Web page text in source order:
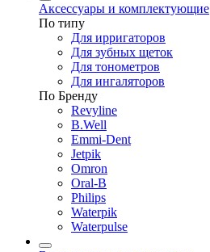
Аксессуары и комплектующие
По типу
Для ирригаторов
Для зубных щеток
Для тонометров
Для ингаляторов
По Бренду
Revyline
B.Well
Emmi-Dent
Jetpik
Omron
Oral-B
Philips
Waterpik
Waterpulse